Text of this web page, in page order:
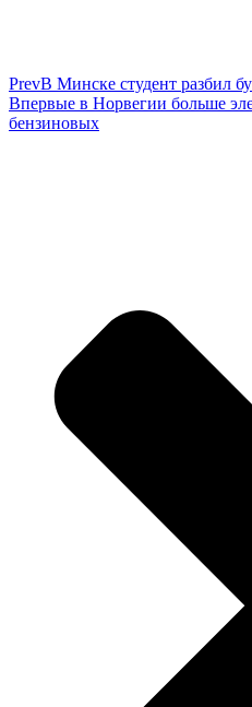
PrevВ Минске студент разбил
Впервые в Норвегии больше
бензиновых